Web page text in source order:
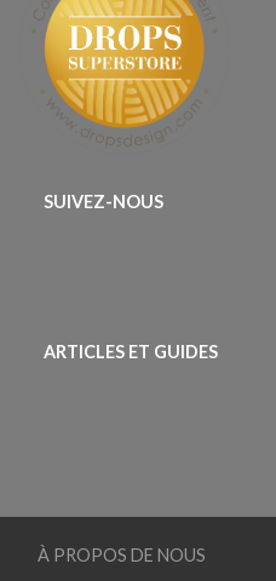
SUIVEZ-NOUS
ARTICLES ET GUIDES
À PROPOS DE NOUS